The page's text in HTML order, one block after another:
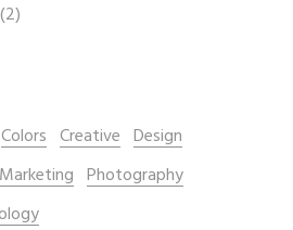
(2)
Colors Creative Design
Marketing Photography